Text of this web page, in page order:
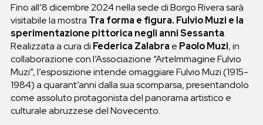
Fino all’8 dicembre 2024 nella sede di Borgo Rivera sarà
visitabile la mostra Tra forma e figura. Fulvio Muzi e la
sperimentazione pittorica negli anni Sessanta.
Realizzata a cura di Federica Zalabra e Paolo Muzi, in
collaborazione con l’Associazione “ArteImmagine Fulvio
Muzi”, l’esposizione intende omaggiare Fulvio Muzi (1915-
1984) a quarant’anni dalla sua scomparsa, presentandolo
come assoluto protagonista del panorama artistico e
culturale abruzzese del Novecento.